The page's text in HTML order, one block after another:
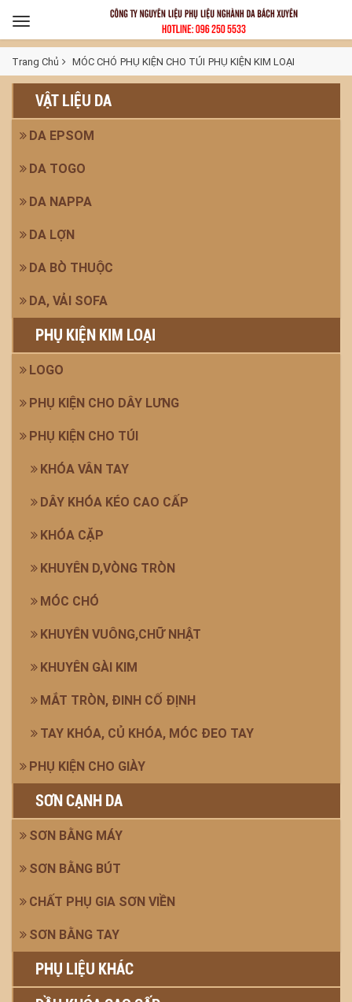
Toggle
navigation
Trang Chủ MÓC CHÓ PHỤ KIỆN CHO TÚI PHỤ KIỆN KIM LOẠI
VẬT LIỆU DA
DA EPSOM
DA TOGO
DA NAPPA
DA LỢN
DA BÒ THUỘC
DA, VẢI SOFA
PHỤ KIỆN KIM LOẠI
LOGO
PHỤ KIỆN CHO DÂY LƯNG
PHỤ KIỆN CHO TÚI
KHÓA VÂN TAY
DÂY KHÓA KÉO CAO CẤP
KHÓA CẶP
KHUYÊN D,VÒNG TRÒN
MÓC CHÓ
KHUYÊN VUÔNG,CHỮ NHẬT
KHUYÊN GÀI KIM
MẮT TRÒN, ĐINH CỐ ĐỊNH
TAY KHÓA, CỦ KHÓA, MÓC ĐEO TAY
PHỤ KIỆN CHO GIÀY
SƠN CẠNH DA
SƠN BẰNG MÁY
SƠN BẰNG BÚT
CHẤT PHỤ GIA SƠN VIỀN
SƠN BẰNG TAY
PHỤ LIỆU KHÁC